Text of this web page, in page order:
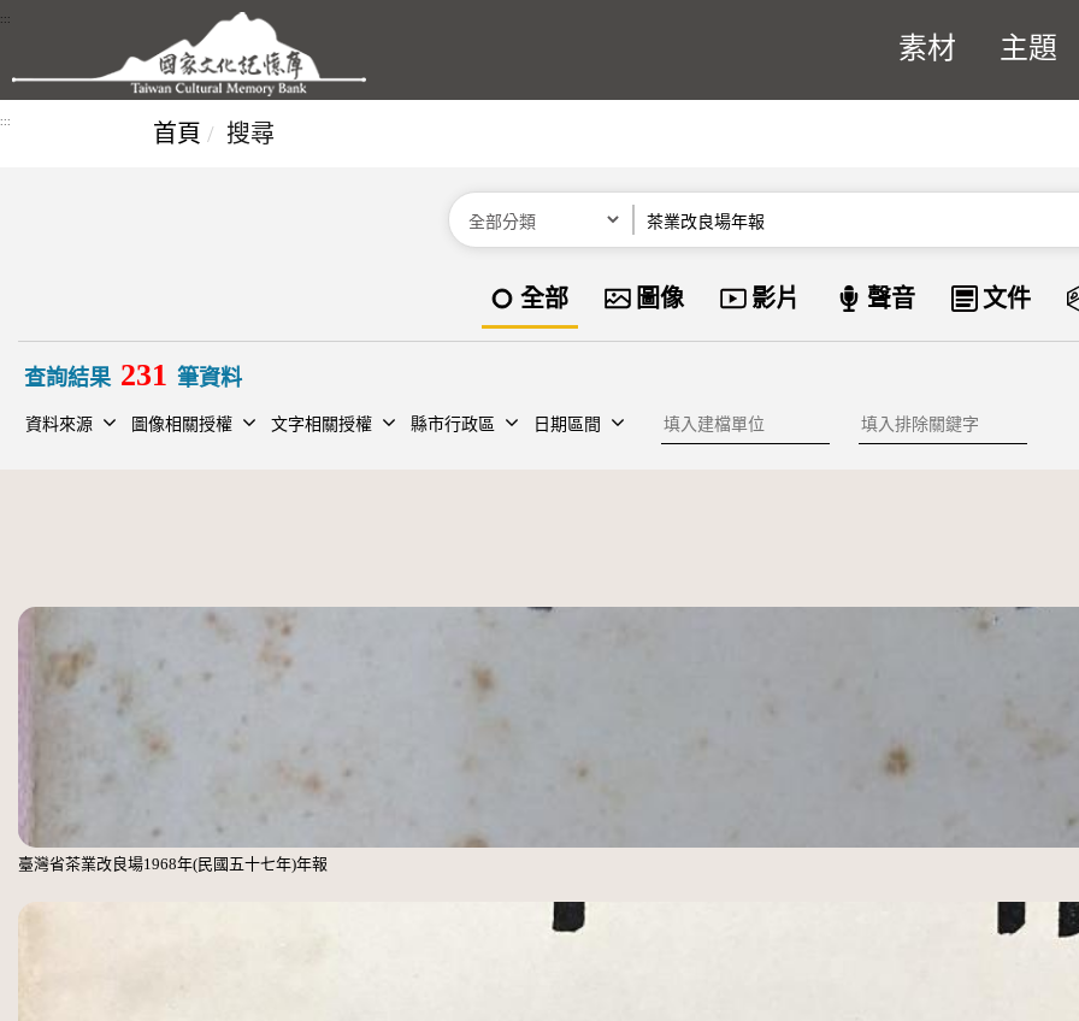
跳到主要內容區塊
:::
素材 主題
::: 首頁 搜尋
分類
資料類型
全部 圖像 影片 聲音 文件
查詢結果 231 筆資料
資料來源 圖像相關授權 文字相關授權 縣市行政區 日期區間 建檔單位 排除關鍵字
臺灣省茶業改良場1968年(民國五十七年)年報